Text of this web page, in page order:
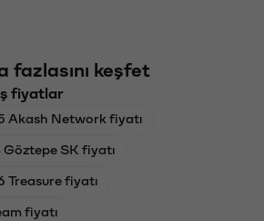
fazlasını keşfet
fiyatlar
Akash Network fiyatı
SK fiyatı
Treasure fiyatı
fiyatı